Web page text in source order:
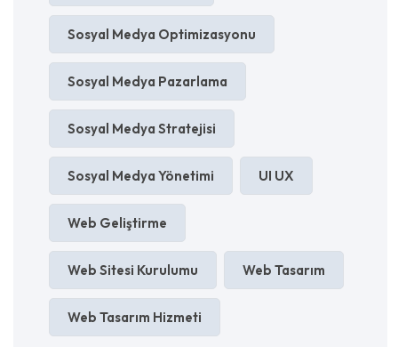
Sosyal Medya Optimizasyonu
Sosyal Medya Pazarlama
Sosyal Medya Stratejisi
Sosyal Medya Yönetimi UI UX
Web Geliştirme
Web Sitesi Kurulumu Web Tasarım
Web Tasarım Hizmeti